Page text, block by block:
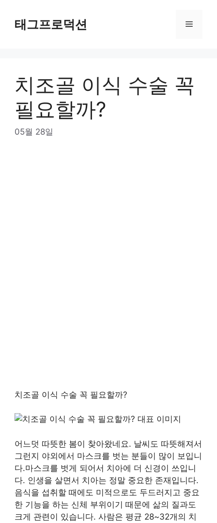
content태그프로덕션 Menu
치조골 이식 수술 꼭
필요할까?
05월 28일
치조골 이식 수술 꼭 필요할까?
어느덧 따뜻한 봄이 찾아왔네요. 날씨도 따뜻해져서
그런지 야외에서 마스크를 벗는 분들이 많이 보입니
다.마스크를 벗게 되어서 치아에 더 신경이 쓰입니
다. 인생을 살면서 치아는 정말 중요한 존재입니다.
음식을 섭취할 때에도 미적으로도 두드러지고 중요
한 기능을 하는 신체 부위이기 때문에 삶의 질과도
크게 관련이 있습니다. 사람은 평균 28~32개의 치